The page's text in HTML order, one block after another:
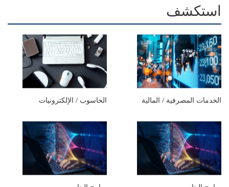
استكشف
الخدمات المصرفية / المالية الحاسوب / الإلكترونيات